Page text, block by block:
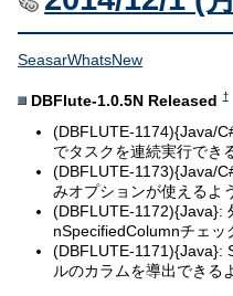
SeasarWhatsNew
DBFlute-1.0.5N Released †
(DBFLUTE-1174){Java/
でタスクを連続実行でき
(DBFLUTE-1173){Java/
みオプションが使えるよ
(DBFLUTE-1172){Java}:
nSpecifiedColumnチェッ
(DBFLUTE-1171){Java}:
ルのカラムを導出できる